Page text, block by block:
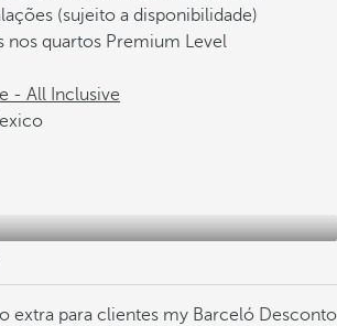
(sujeito a disponibilidade)
nos quartos Premium Level
- All Inclusive
extra para clientes my Barceló Desconto